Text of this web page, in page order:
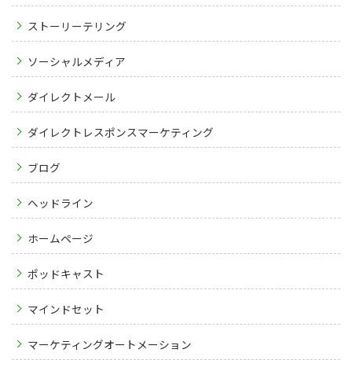
ストーリーテリング
ソーシャルメディア
ダイレクトメール
ダイレクトレスポンスマーケティング
ブログ
ヘッドライン
ホームページ
ポッドキャスト
マインドセット
マーケティングオートメーション